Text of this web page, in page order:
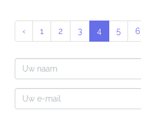
‹ 1 2 3 4 5 6